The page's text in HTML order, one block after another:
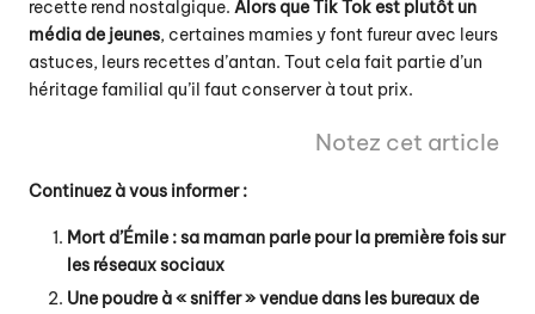
recette rend nostalgique. Alors que Tik Tok est plutôt un
média de jeunes, certaines mamies y font fureur avec leurs
astuces, leurs recettes d’antan. Tout cela fait partie d’un
héritage familial qu’il faut conserver à tout prix.
Notez cet article
Continuez à vous informer :
Mort d’Émile : sa maman parle pour la première fois sur
les réseaux sociaux
Une poudre à « sniffer » vendue dans les bureaux de